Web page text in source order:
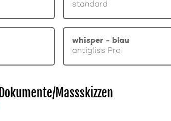
standard
whisper - blau
antigliss Pro
Dokumente/Massskizzen